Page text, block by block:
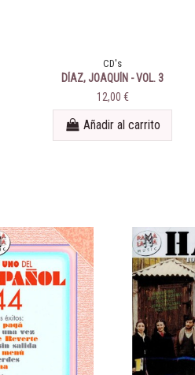
CD's
DÍAZ, JOAQUÍN - VOL. 3
12,00 €
Añadir al carrito